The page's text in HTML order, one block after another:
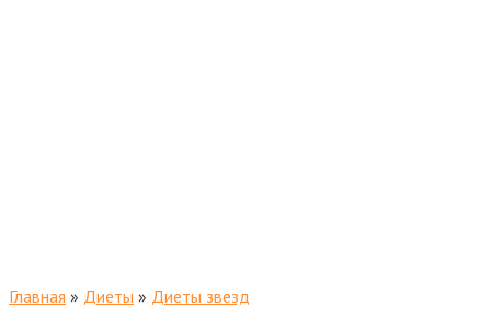
Главная » Диеты » Диеты звезд